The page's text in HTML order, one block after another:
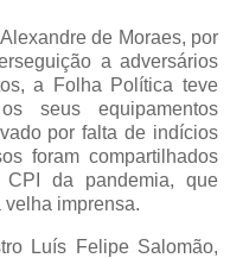
de Moraes, por
a adversários
a Folha Política teve
seus equipamentos
por falta de indícios
foram compartilhados
da pandemia, que
imprensa.
Luís Felipe Salomão,